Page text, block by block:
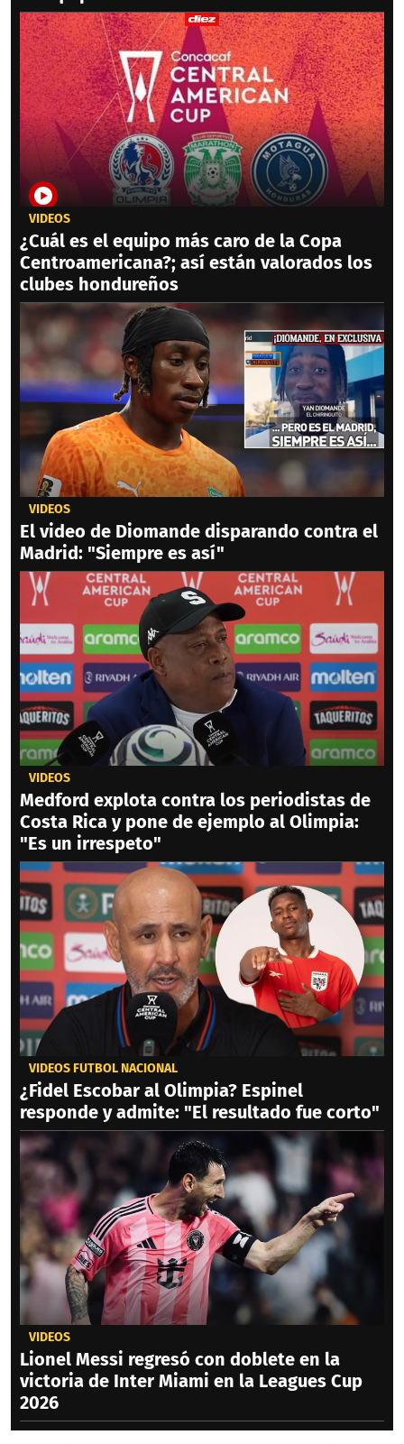
VIDEOS
¿Cuál es el equipo más caro de la Copa
Centroamericana?; así están valorados los
clubes hondureños
VIDEOS
El video de Diomande disparando contra el
Madrid: "Siempre es así"
VIDEOS
Medford explota contra los periodistas de
Costa Rica y pone de ejemplo al Olimpia:
"Es un irrespeto"
VIDEOS FÚTBOL NACIONAL
¿Fidel Escobar al Olimpia? Espinel
responde y admite: "El resultado fue corto"
VIDEOS
Lionel Messi regresó con doblete en la
victoria de Inter Miami en la Leagues Cup
2026